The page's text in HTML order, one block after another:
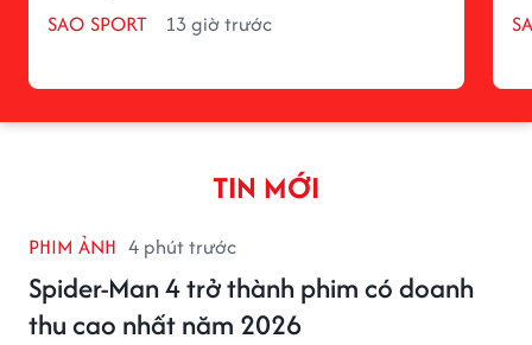
SAO SPORT 13 giờ trước
TIN MỚI
PHIM ẢNH 4 phút trước
Spider-Man 4 trở thành phim có doanh
thu cao nhất năm 2026